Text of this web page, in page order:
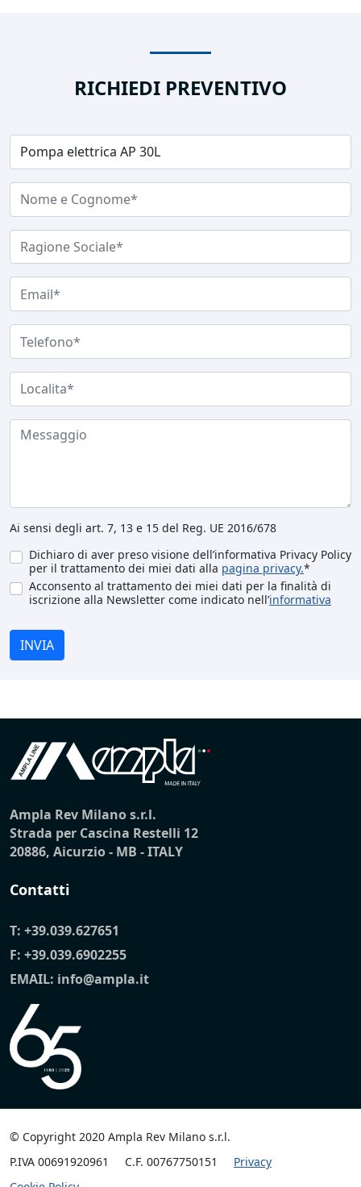
RICHIEDI PREVENTIVO
Ai sensi degli art. 7, 13 e 15 del Reg. UE 2016/678
Dichiaro di aver preso visione dell’informativa Privacy Policy
per il trattamento dei miei dati alla pagina privacy.*
Acconsento al trattamento dei miei dati per la finalità di
iscrizione alla Newsletter come indicato nell’informativa
INVIA
Ampla Rev Milano s.r.l.
Strada per Cascina Restelli 12
20886, Aicurzio - MB - ITALY
Contatti
T: +39.039.627651
F: +39.039.6902255
EMAIL: info@ampla.it
© Copyright 2020 Ampla Rev Milano s.r.l.
P.IVA 00691920961
C.F. 00767750151
Privacy